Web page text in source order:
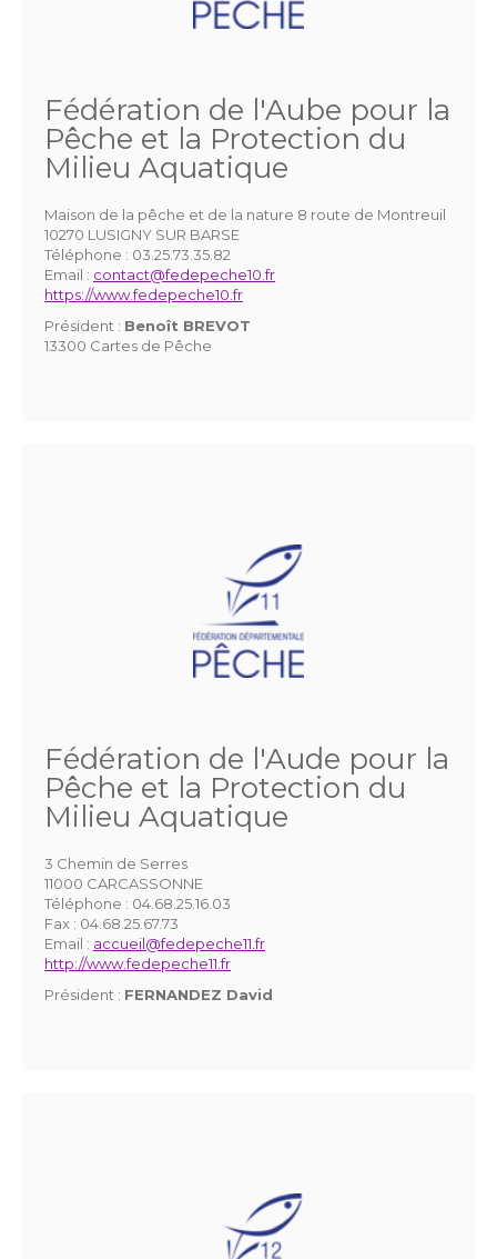
Fédération de l'Aube pour la
Pêche et la Protection du
Milieu Aquatique
Maison de la pêche et de la nature 8 route de Montreuil
10270 LUSIGNY SUR BARSE
Téléphone : 03.25.73.35.82
Email : contact@fedepeche10.fr
https://www.fedepeche10.fr
Président : Benoît BREVOT
13300 Cartes de Pêche
Fédération de l'Aude pour la
Pêche et la Protection du
Milieu Aquatique
3 Chemin de Serres
11000 CARCASSONNE
Téléphone : 04.68.25.16.03
Fax : 04.68.25.67.73
Email : accueil@fedepeche11.fr
http://www.fedepeche11.fr
Président : FERNANDEZ David